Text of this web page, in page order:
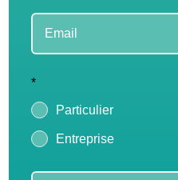
*
Particulier
Entreprise